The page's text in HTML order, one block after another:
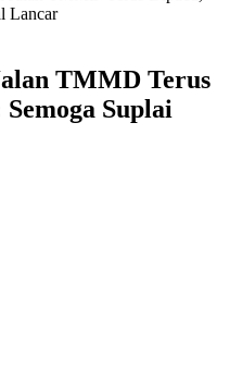
Lancar
TMMD Terus
Suplai